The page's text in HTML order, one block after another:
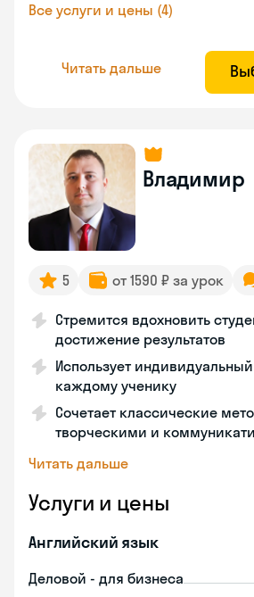
Все услуги и цены (4)
Читать дальше
Владимир
5 от 1590 ₽ за урок
Стремится вдохновить
достижение результатов
Использует
каждому ученику
Сочетает классические
творческими и
Читать дальше
Услуги и цены
Английский язык
Деловой - для бизнеса